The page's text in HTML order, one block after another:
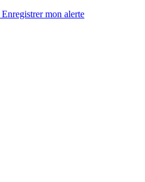
Enregistrermon alerte